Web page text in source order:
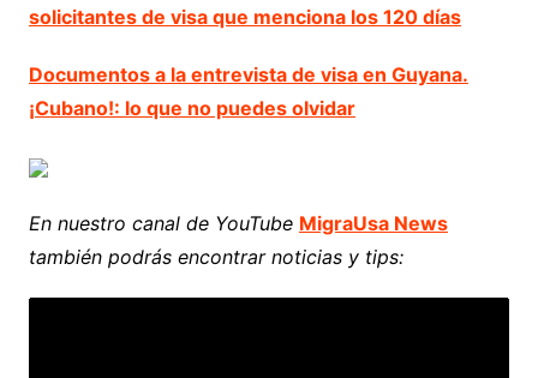
solicitantes de visa que menciona los 120 días
Documentos a la entrevista de visa en Guyana.
¡Cubano!: lo que no puedes olvidar
En nuestro canal de YouTube MigraUsa News
también podrás encontrar noticias y tips: